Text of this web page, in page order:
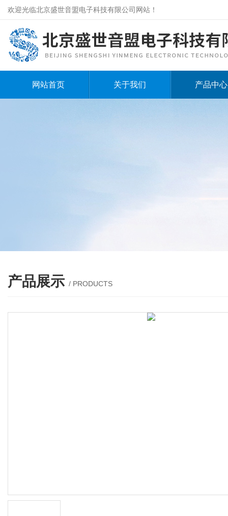
欢迎光临北京盛世音盟电子科技有限公司网站！
网站首页 关于我们 产品中心
产品展示 / PRODUCTS